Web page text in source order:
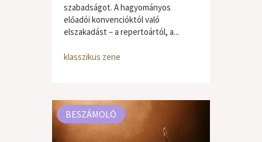
szabadságot. A hagyományos
előadói konvencióktól való
elszakadást – a repertoártól, a...
klasszikus zene
BESZÁMOLÓ